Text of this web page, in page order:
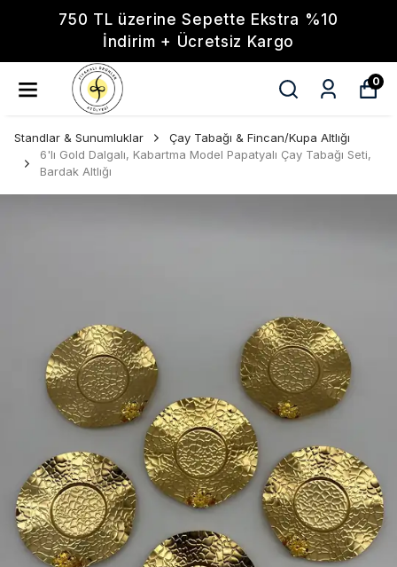
750 TL üzerine Sepette Ekstra %10
İndirim + Ücretsiz Kargo
0
Standlar & Sunumluklar
Çay Tabağı & Fincan/Kupa Altlığı
6'lı Gold Dalgalı, Kabartma Model Papatyalı Çay Tabağı Seti,
Bardak Altlığı